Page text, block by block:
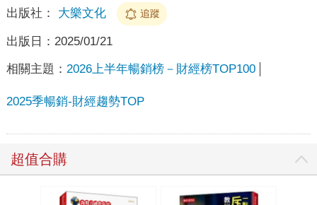
出版社： 大樂文化 追蹤
出版日： 2025/01/21
相關主題： 2026上半年暢銷榜－財經榜TOP100
2025季暢銷-財經趨勢TOP
超值合購